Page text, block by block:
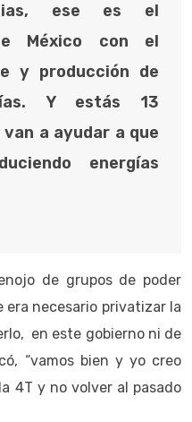
ese es el
México con el
y producción de
Y estás 13
a ayudar a que
energías
de grupos de poder
necesario privatizar la
en este gobierno ni de
“vamos bien y yo creo
4T y no volver al pasado